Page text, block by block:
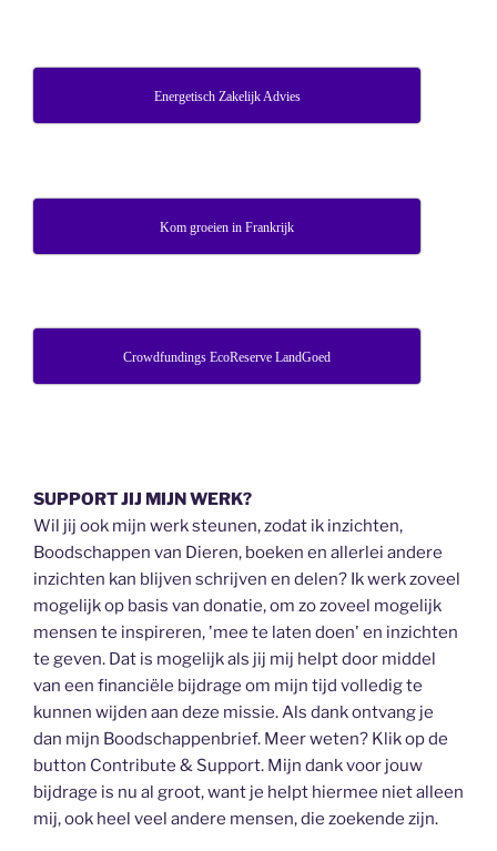
Energetisch Zakelijk Advies
Kom groeien in Frankrijk
Crowdfundings EcoReserve LandGoed
SUPPORT JIJ MIJN WERK?
Wil jij ook mijn werk steunen, zodat ik inzichten,
Boodschappen van Dieren, boeken en allerlei andere
inzichten kan blijven schrijven en delen? Ik werk zoveel
mogelijk op basis van donatie, om zo zoveel mogelijk
mensen te inspireren, 'mee te laten doen' en inzichten
te geven. Dat is mogelijk als jij mij helpt door middel
van een financiële bijdrage om mijn tijd volledig te
kunnen wijden aan deze missie. Als dank ontvang je
dan mijn Boodschappenbrief. Meer weten? Klik op de
button Contribute & Support. Mijn dank voor jouw
bijdrage is nu al groot, want je helpt hiermee niet alleen
mij, ook heel veel andere mensen, die zoekende zijn.